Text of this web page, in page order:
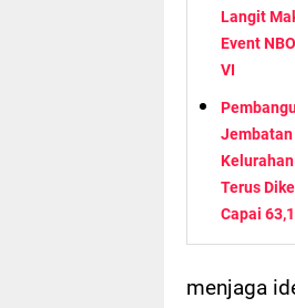
Langit
Event
VI
Jembatan
Terus
Capai
menjaga